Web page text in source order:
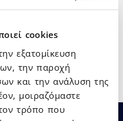
cookies
εξατομίκευση
την παροχή
και την ανάλυση της
μοιραζόμαστε
τρόπο που